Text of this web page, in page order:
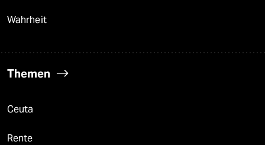
Wahrheit
Themen
Ceuta
Rente